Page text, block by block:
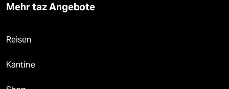
Mehr taz Angebote
Reisen
Kantine